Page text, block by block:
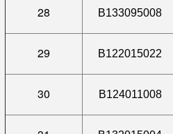
28 B133095008
29 B122015022
30 B124011008